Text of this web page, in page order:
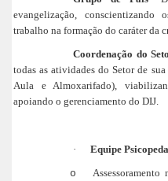
evangelização,
trabalho na formação do caráter da
Coordenação do
todas as atividades do Setor de
Aula e Almoxarifado),
apoiando o gerenciamento do DIJ.
· Equipe
o